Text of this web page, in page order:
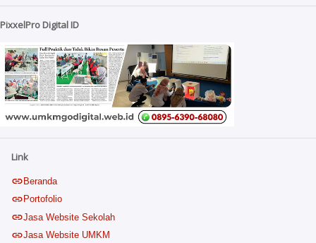
PixxelPro Digital ID
Link
Beranda
Portofolio
Jasa Website Sekolah
Jasa Website UMKM